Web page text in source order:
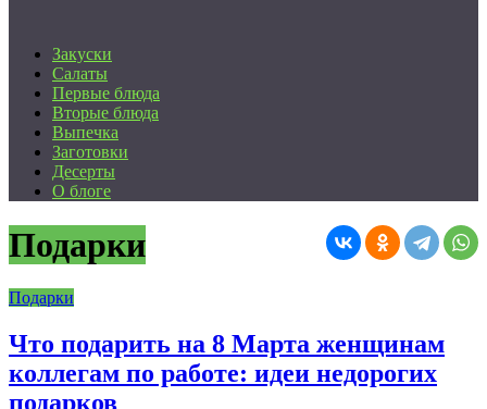
Закуски
Салаты
Первые блюда
Вторые блюда
Выпечка
Заготовки
Десерты
О блоге
Подарки
Подарки
Что подарить на 8 Марта женщинам
коллегам по работе: идеи недорогих
подарков